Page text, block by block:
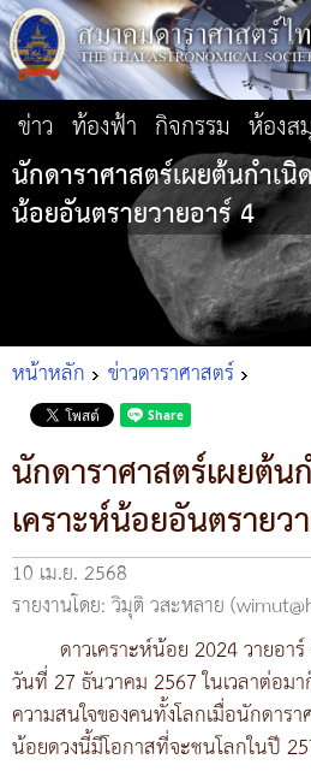
ข่าว ท้องฟ้า กิจกรรม ห้องส
นักดาราศาสตร์เผยต้นกำเนิ
น้อยอันตรายวายอาร์ 4
หน้าหลัก ข่าวดาราศาสตร์
นักดาราศาสตร์เผยต้น
เคราะห์น้อยอันตรายว
10 เม.ย. 2568
รายงานโดย: วิมุติ วสะหลาย
ดาวเคราะห์น้อย 2024 วายอา
วันที่ 27 ธันวาคม 2567 ในเวลาต่อม
ความสนใจของคนทั้งโลกเมื่อนักดาร
น้อยดวงนี้มีโอกาสที่จะชนโลกในปี